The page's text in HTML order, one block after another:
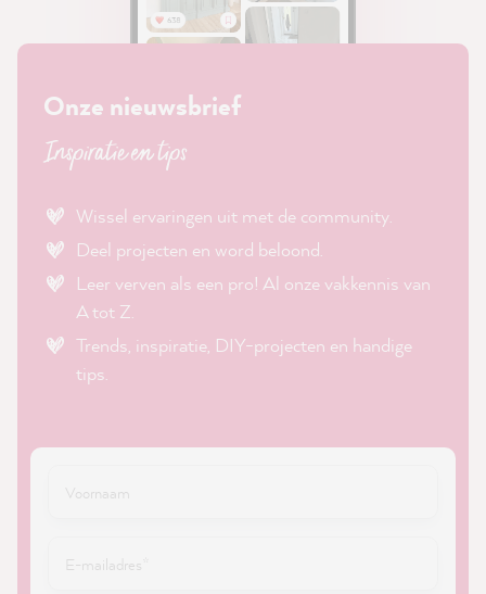
Onze nieuwsbrief
Inspiratie en tips
Wissel ervaringen uit met de community.
Deel projecten en word beloond.
Leer verven als een pro! Al onze vakkennis van
A tot Z.
Trends, inspiratie, DIY-projecten en handige
tips.